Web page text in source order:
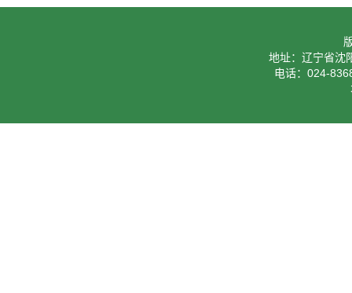
地址：辽宁省沈
电话：024-